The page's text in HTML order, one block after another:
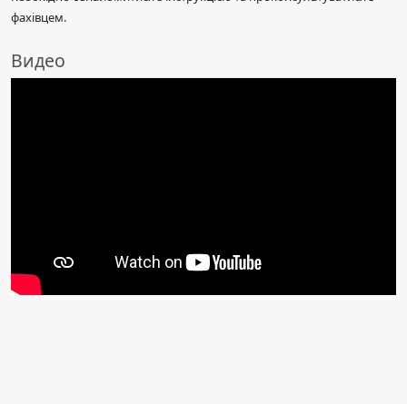
фахівцем.
Видео